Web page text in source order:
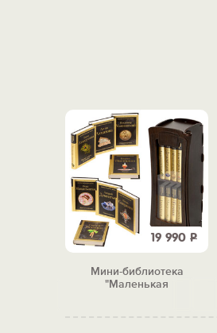
19 990 Р
Мини-библиотека
"Маленькая